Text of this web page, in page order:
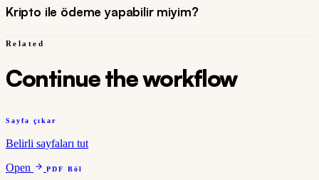
Kripto ile ödeme yapabilir miyim?
Related
Continue the workflow
Sayfa çıkar
Belirli sayfaları tut
Open
PDF Böl